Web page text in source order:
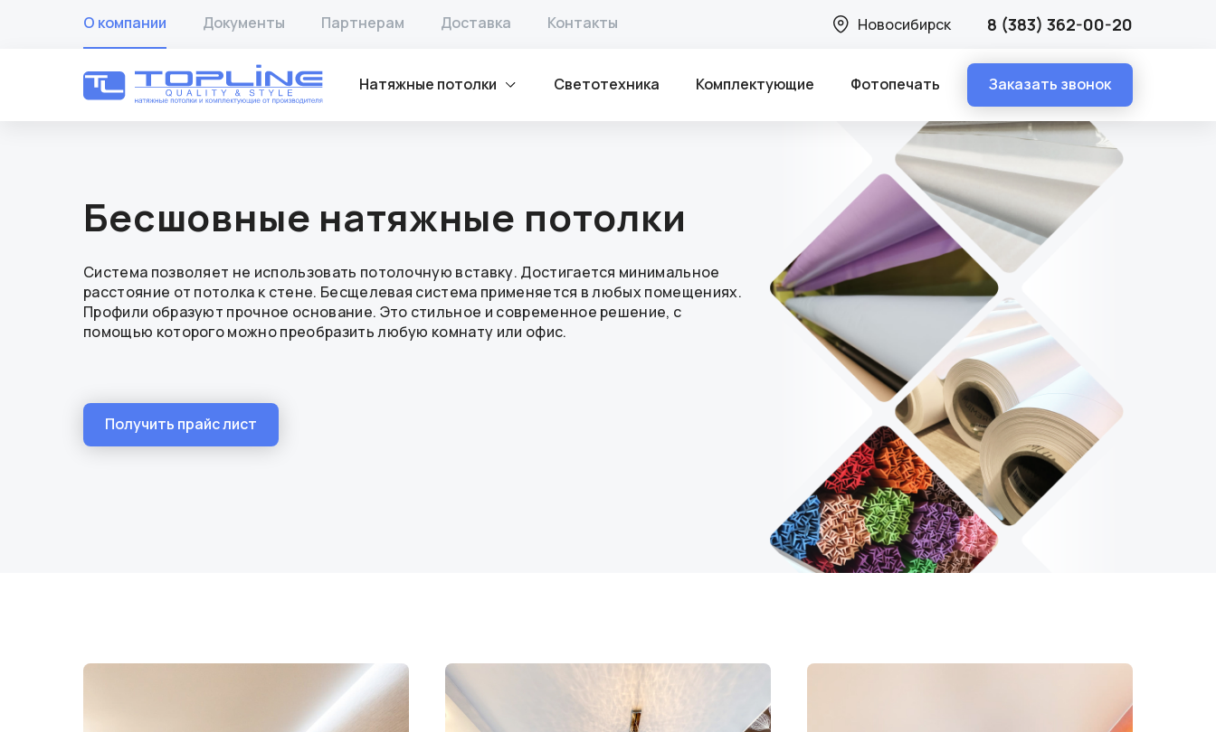
О компании Документы Партнерам Доставка Контакты Новосибирск 8 (383) 362-00-20
Натяжные потолки Светотехника Комплектующие Фотопечать Заказать звонок
Бесшовные натяжные потолки
Система позволяет не использовать потолочную вставку. Достигается минимальное
расстояние от потолка к стене. Бесщелевая система применяется в любых помещениях.
Профили образуют прочное основание. Это стильное и современное решение, с
помощью которого можно преобразить любую комнату или офис.
Получить прайс лист